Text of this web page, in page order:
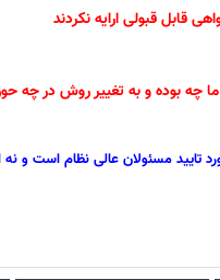
قابل قبولی ارایه نکردند
چه بوده و به تغییر روش در چه
مسئولان عالی نظام است و نه